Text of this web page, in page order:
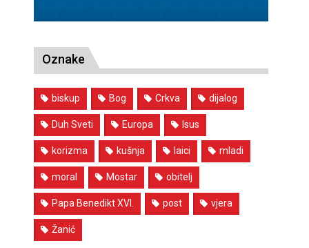
Oznake
biskup Bog Crkva dijalog
Duh Sveti Europa Isus
korizma kušnja laici mladi
moral Mostar obitelj
Papa Benedikt XVI. post vjera
Žanić